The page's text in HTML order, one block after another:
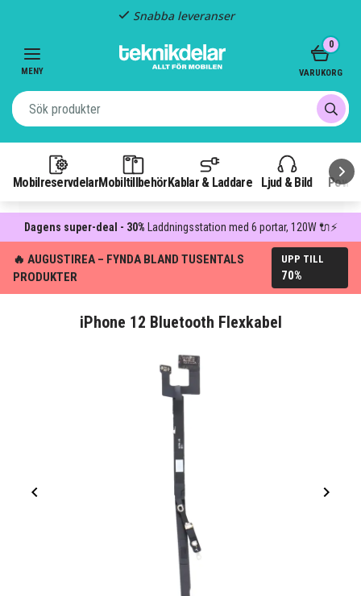
Snabba leveranser
MENY
MobilreservdelarMobiltillbehör Kablar & Laddare Ljud & Bild
0
VARUKORG
Dagens super-deal - 30% Laddningsstation med 6 portar, 120W 🔌⚡
🔥 AUGUSTIREA – FYNDA BLAND TUSENTALS
PRODUKTER
UPP TILL
70%
iPhone 12 Bluetooth Flexkabel